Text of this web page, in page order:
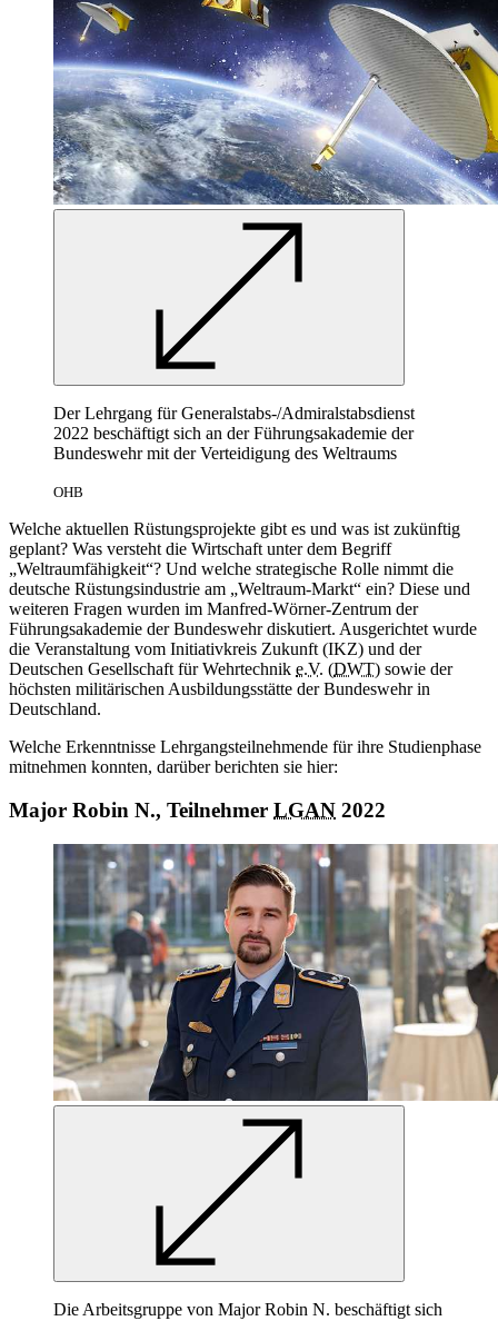
Der Lehrgang für Generalstabs-/Admiralstabsdienst
2022 beschäftigt sich an der Führungsakademie der
Bundeswehr mit der Verteidigung des Weltraums
OHB
Welche aktuellen Rüstungsprojekte gibt es und was ist zukünftig
geplant? Was versteht die Wirtschaft unter dem Begriff
„Weltraumfähigkeit“? Und welche strategische Rolle nimmt die
deutsche Rüstungsindustrie am „Weltraum-Markt“ ein? Diese und
weiteren Fragen wurden im Manfred-Wörner-Zentrum der
Führungsakademie der Bundeswehr diskutiert. Ausgerichtet wurde
die Veranstaltung vom Initiativkreis Zukunft (IKZ) und der
Deutschen Gesellschaft für Wehrtechnik e.V. (DWT) sowie der
höchsten militärischen Ausbildungsstätte der Bundeswehr in
Deutschland.
Welche Erkenntnisse Lehrgangsteilnehmende für ihre Studienphase
mitnehmen konnten, darüber berichten sie hier:
Major Robin N., Teilnehmer LGAN 2022
Die Arbeitsgruppe von Major Robin N. beschäftigt sich